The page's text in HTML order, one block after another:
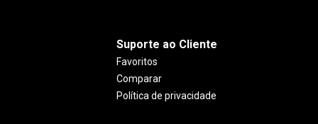
Suporte ao Cliente
Favoritos
Comparar
Política de privacidade